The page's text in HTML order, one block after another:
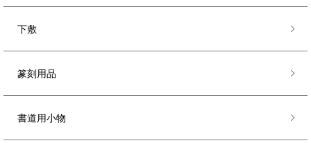
下敷
篆刻用品
書道用小物